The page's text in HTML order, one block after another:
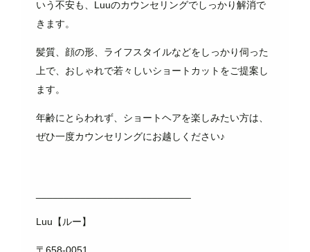
いう不安も、Luuのカウンセリングでしっかり解消で
きます。
髪質、顔の形、ライフスタイルなどをしっかり伺った
上で、おしゃれで若々しいショートカットをご提案し
ます。
年齢にとらわれず、ショートヘアを楽しみたい方は、
ぜひ一度カウンセリングにお越しください♪
Luu【ルー】